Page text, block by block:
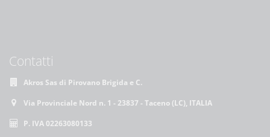
Contatti
Akros Sas di Pirovano Brigida e C.
Via Provinciale Nord n. 1 - 23837 - Taceno (LC), ITALIA
P. IVA 02263080133